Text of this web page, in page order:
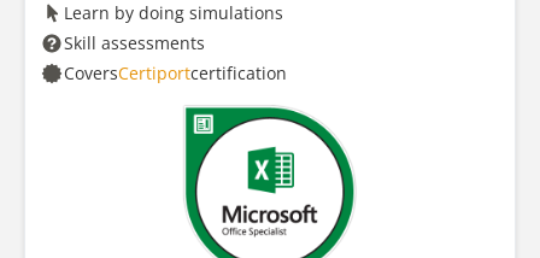
Learn by doing simulations
Skill assessments
CoversCertiportcertification